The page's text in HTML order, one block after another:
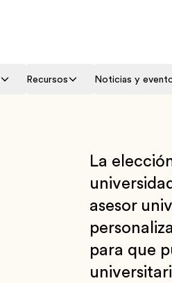
Recursos Noticias y
La
asesor
para que